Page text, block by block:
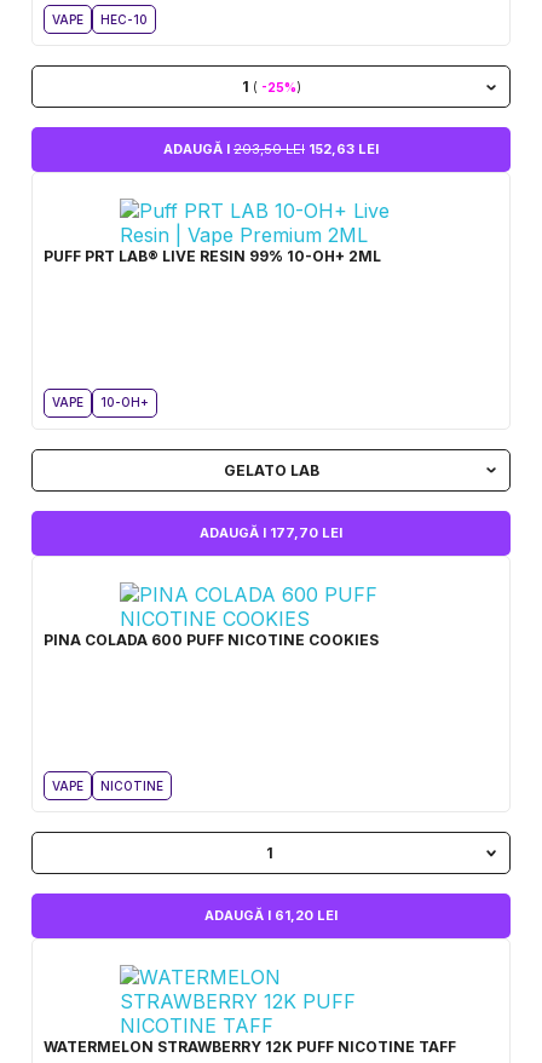
VAPE HEC-10
1 ( -25%)
ADAUGĂ I 203,50 LEI 152,63 LEI
PUFF PRT LAB® LIVE RESIN 99% 10-OH+ 2ML
VAPE 10-OH+
GELATO LAB
ADAUGĂ I 177,70 LEI
PINA COLADA 600 PUFF NICOTINE COOKIES
VAPE NICOTINE
1
ADAUGĂ I 61,20 LEI
WATERMELON STRAWBERRY 12K PUFF NICOTINE TAFF